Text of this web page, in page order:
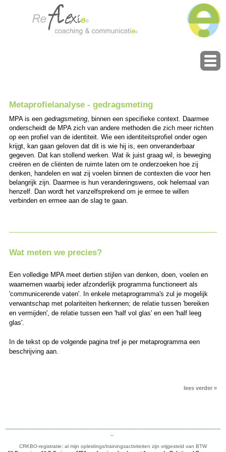
Metaprofielanalyse - gedragsmeting
MPA is een gedragsmeting, binnen een specifieke context. Daarmee
onderscheidt de MPA zich van andere methoden die zich meer richten
op een profiel van de identiteit. Wie een identiteitsprofiel onder ogen
krijgt, kan gaan geloven dat dit is wie hij is, een onveranderbaar
gegeven. Dat kan stollend werken. Wat ik juist graag wil, is beweging
creëren en de cliënten de ruimte laten om te onderzoeken hoe zij
denken, handelen en wat zij voelen binnen de contexten die voor hen
belangrijk zijn. Daarmee is hun veranderingswens, ook helemaal van
henzelf. Dan wordt het vanzelfsprekend om je ermee te willen
verbinden en ermee aan de slag te gaan.
Wat meten we precies?
Een volledige MPA meet dertien stijlen van denken, doen, voelen en
waarnemen waarbij ieder afzonderlijk programma functioneert als
'communicerende vaten'. In enkele metaprogramma's zul je mogelijk
verwantschap met polariteiten herkennen; de relatie tussen 'bereiken
en vermijden', de relatie tussen een 'half vol glas' en een 'half leeg
glas'.
In de tekst op de volgende pagina tref je per metaprogramma een
beschrijving aan.
lees verder »
CRKBO-registratie; al mijn opleidings/trainingsactiviteiten zijn vrijgesteld van BTW